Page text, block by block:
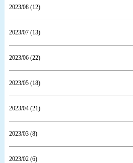
2023/08 (12)
2023/07 (13)
2023/06 (22)
2023/05 (18)
2023/04 (21)
2023/03 (8)
2023/02 (6)